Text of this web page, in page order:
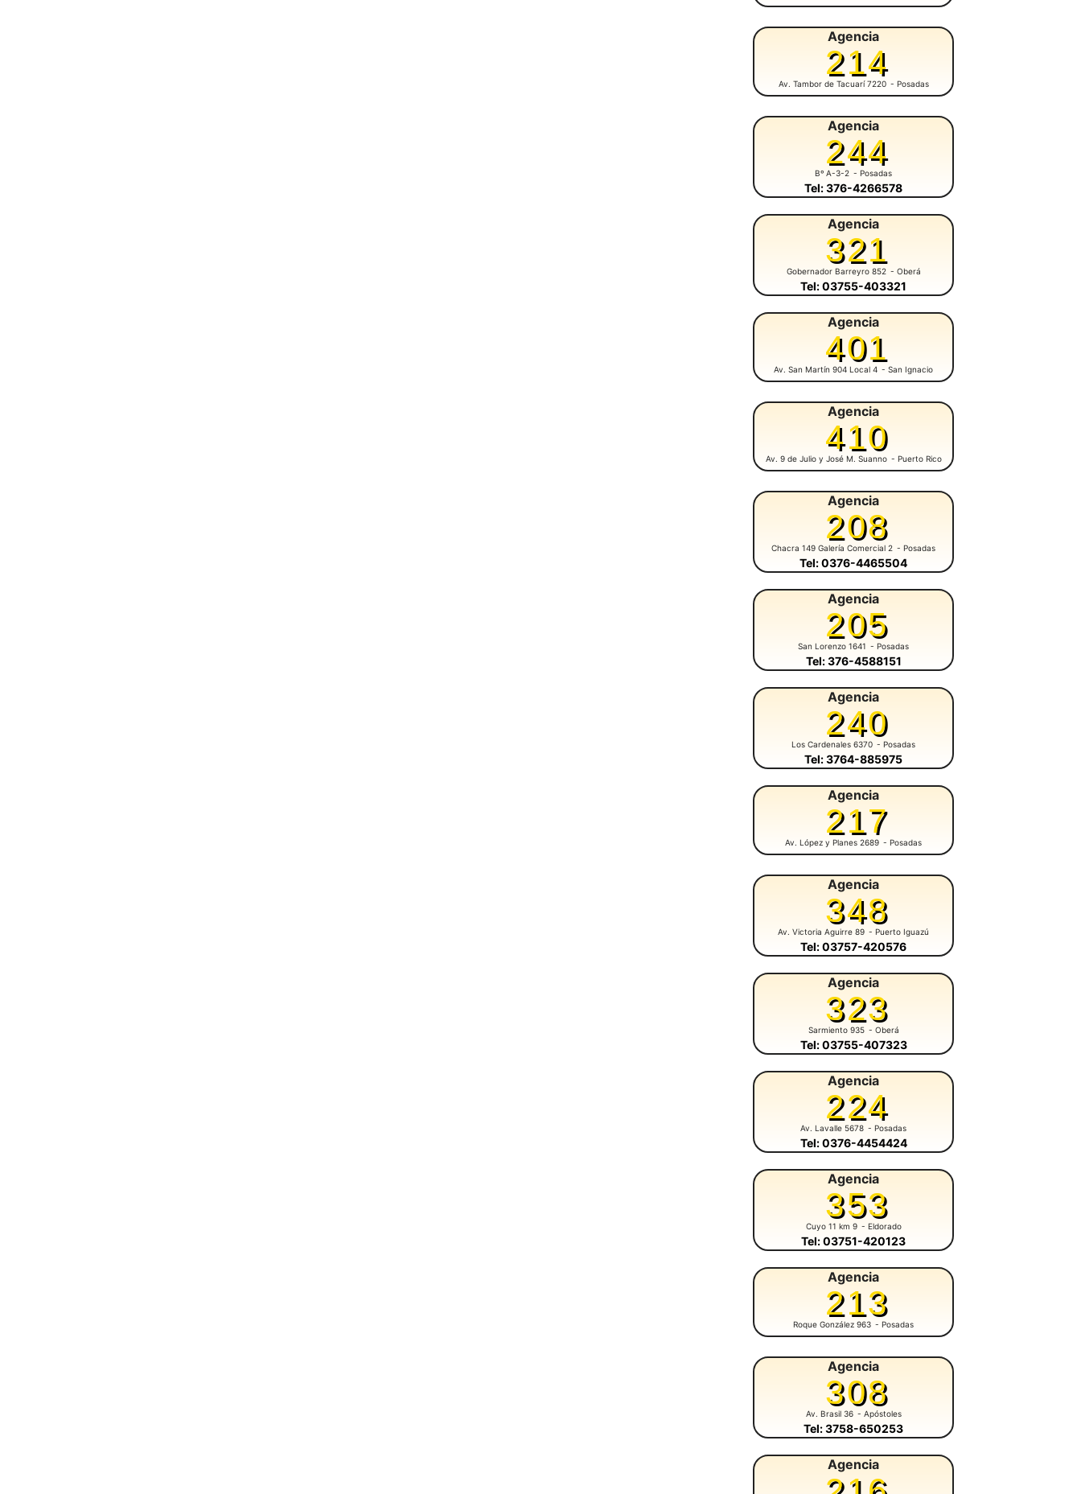
Agencia
214
Av. Tambor de Tacuarí 7220 - Posadas
Agencia
244
Bº A-3-2 - Posadas
Tel: 376-4266578
Agencia
321
Gobernador Barreyro 852 - Oberá
Tel: 03755-403321
Agencia
401
Av. San Martín 904 Local 4 - San Ignacio
Agencia
410
Av. 9 de Julio y José M. Suanno - Puerto Rico
Agencia
208
Chacra 149 Galería Comercial 2 - Posadas
Tel: 0376-4465504
Agencia
205
San Lorenzo 1641 - Posadas
Tel: 376-4588151
Agencia
240
Los Cardenales 6370 - Posadas
Tel: 3764-885975
Agencia
217
Av. López y Planes 2689 - Posadas
Agencia
348
Av. Victoria Aguirre 89 - Puerto Iguazú
Tel: 03757-420576
Agencia
323
Sarmiento 935 - Oberá
Tel: 03755-407323
Agencia
224
Av. Lavalle 5678 - Posadas
Tel: 0376-4454424
Agencia
353
Cuyo 11 km 9 - Eldorado
Tel: 03751-420123
Agencia
213
Roque González 963 - Posadas
Agencia
308
Av. Brasil 36 - Apóstoles
Tel: 3758-650253
Agencia